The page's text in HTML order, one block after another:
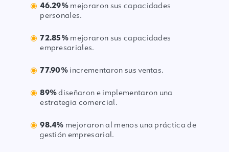
46.29% mejoraron sus capacidades
personales.
72.85% mejoraron sus capacidades
empresariales.
77.90% incrementaron sus ventas.
89%diseñaron e implementaron una
estrategia comercial.
98.4% mejoraron al menos una práctica de
gestión empresarial.